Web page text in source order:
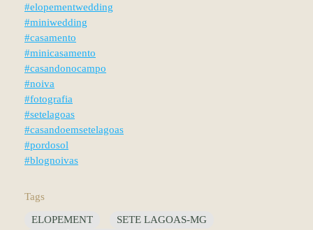
#elopementwedding
#miniwedding
#casamento
#minicasamento
#casandonocampo
#noiva
#fotografia
#setelagoas
#casandoemsetelagoas
#pordosol
#blognoivas
Tags
ELOPEMENT
SETE LAGOAS-MG